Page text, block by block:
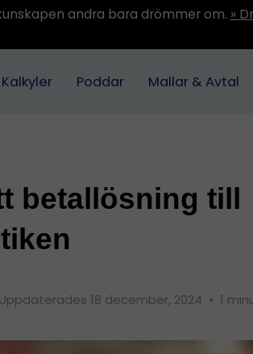
andra bara drömmer om. »
Kalkyler Poddar Mallar & Avtal
betallösning till
Uppdaterades 18 december, 2024 • 1